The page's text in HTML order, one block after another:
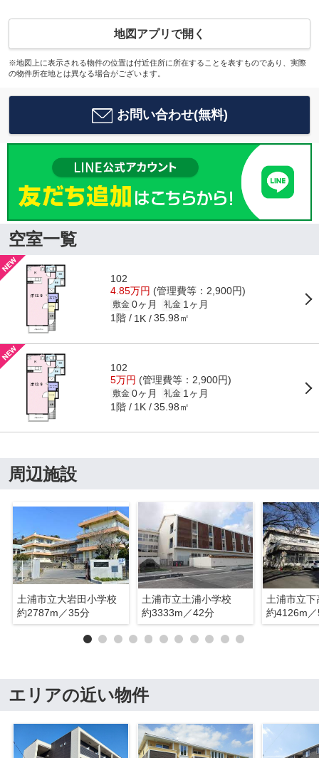
地図アプリで開く
※地図上に表示される物件の位置は付近住所に所在することを表すものであり、実際
の物件所在地とは異なる場合がございます。
お問い合わせ(無料)
空室一覧
102
4.85万円 (管理費等：2,900円)
敷金 0ヶ月 礼金 1ヶ月
1階 1K 35.98㎡
102
5万円 (管理費等：2,900円)
敷金 0ヶ月 礼金 1ヶ月
1階 1K 35.98㎡
周辺施設
土浦市立大岩田小学校
約2787m／35分
土浦市立土浦小学校
約3333m／42分
土浦市立
約4126m
エリアの近い物件